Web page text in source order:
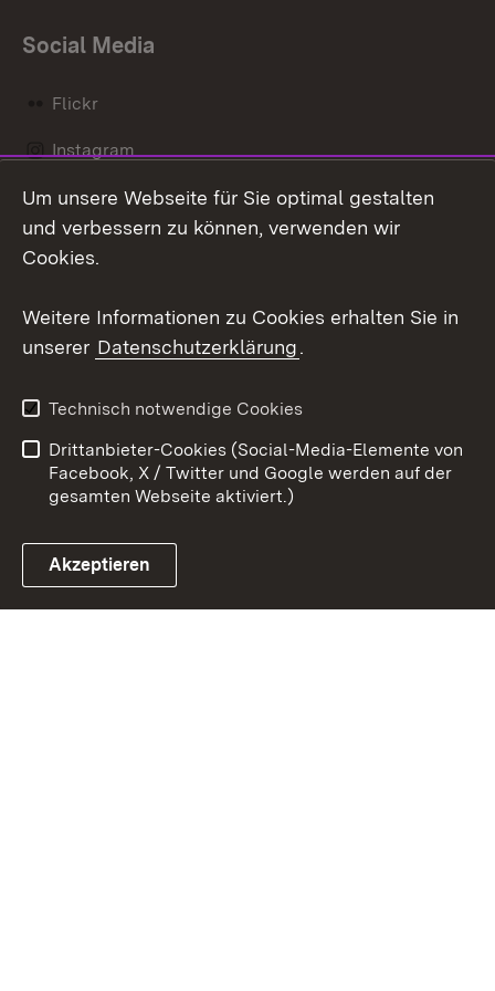
Social Media
Flickr
Instagram
Social Wall
Link zum Landesportal
Barrierefreiheit
Benutzungshinweise
Impressum
Cookies
Um unsere Webseite für Sie optimal gestalten
und verbessern zu können, verwenden wir
Cookies.
Weitere Informationen zu Cookies erhalten Sie in
unserer Datenschutzerklärung.
Technisch notwendige Cookies
Drittanbieter-Cookies (Social-Media-Elemente von
Facebook, X / Twitter und Google werden auf der
gesamten Webseite aktiviert.)
Akzeptieren